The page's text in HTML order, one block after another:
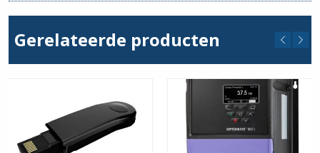
,Modbus RTU
Keurmerken
Gerelateerde producten